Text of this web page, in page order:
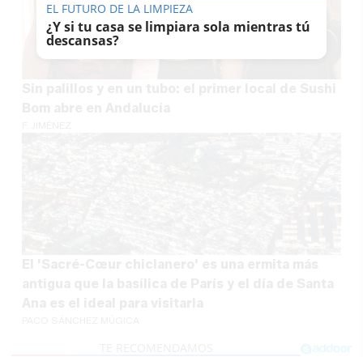
EL FUTURO DE LA LIMPIEZA
¿Y si tu casa se limpiara sola mientras tú
descansas?